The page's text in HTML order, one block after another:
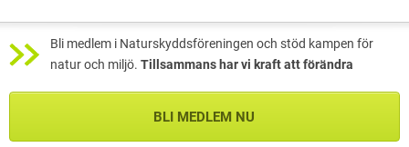
Bli medlem i Naturskyddsföreningen och stöd kampen för
natur och miljö. Tillsammans har vi kraft att förändra
BLI MEDLEM NU